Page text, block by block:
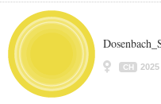
CH 2025